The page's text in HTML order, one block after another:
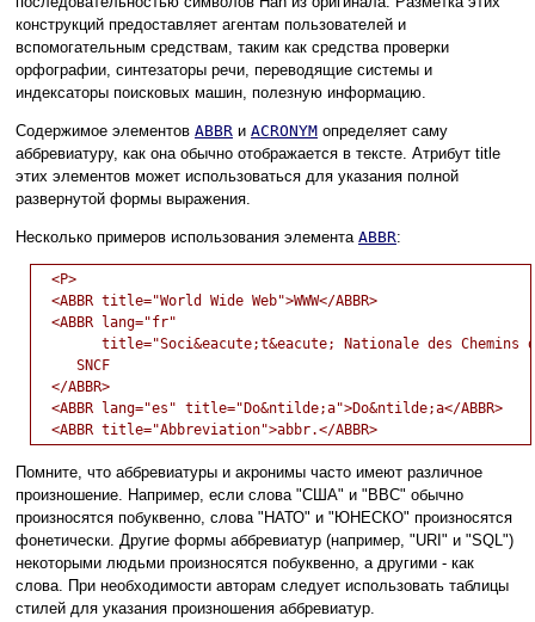
конструкций предоставляет агентам пользователей и
вспомогательным средствам, таким как средства проверки
орфографии, синтезаторы речи, переводящие системы и
индексаторы поисковых машин, полезную информацию.
Содержимое элементов ABBR и ACRONYM определяет саму
аббревиатуру, как она обычно отображается в тексте. Атрибут title
этих элементов может использоваться для указания полной
развернутой формы выражения.
Несколько примеров использования элемента ABBR:
  <P>
  <ABBR title="World Wide Web">WWW</ABBR>
  <ABBR lang="fr"
title="Soci&eacute;t&eacute; Nationale des Chemins
     SNCF
  </ABBR>
  <ABBR lang="es" title="Do&ntilde;a">Do&ntilde;a</ABBR>
Помните, что аббревиатуры и акронимы часто имеют различное
произношение. Например, если слова "США" и "BBC" обычно
произносятся побуквенно, слова "НАТО" и "ЮНЕСКО" произносятся
фонетически. Другие формы аббревиатур (например, "URI" и "SQL")
некоторыми людьми произносятся побуквенно, а другими - как
слова. При необходимости авторам следует использовать таблицы
стилей для указания произношения аббревиатур.